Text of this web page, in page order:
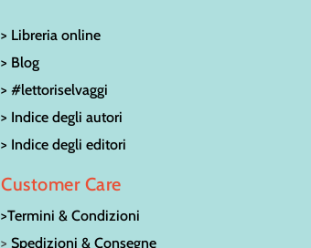
> Libreria online
> Blog
> #lettoriselvaggi
> Indice degli autori
> Indice degli editori
Customer Care
>Termini & Condizioni
>Spedizioni & Consegne